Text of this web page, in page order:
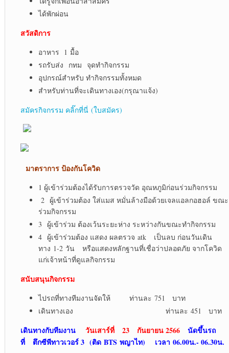
ได้พักผ่อน
สวัสดิการ
อาหาร 1 มื้อ
รถรับส่ง กทม จุดทำกิจกรรม
อุปกรณ์สำหรับ ทำกิจกรรมทั้งหมด
สำหรับท่านที่จะเดินทางเอง(กรุณาแจ้ง)
สมัครกิจกรรม คลิ๊กที่นี่ (ใบสมัคร)
มาตราการ ป้องกันโควิด
1 ผู้เข้าร่วมต้องได้รับการตรวจวัด อุณหภูมิก่อนร่วมกิจกรรม
2 ผู้เข้าร่วมต้อง ใส่แมส หมั่นล้างมือด้วยเจลแอลกอฮอล์ ขณะ
ร่วมกิจกรรม
3 ผู้เข้าร่วม ต้องเว้นระยะห่าง ระหว่างกันขณะทำกิจกรรม
4 ผู้เข้าร่วมต้อง แสดง ผลตรวจ atk เป็นลบ ก่อนวันเดิน
ทาง 1-2 วัน หรือแสดงหลักฐานที่เชื่อว่าปลอดภัย จากโควิด
แก่เจ้าหน้าที่ดูแลกิจกรรม
สนับสนุนกิจกรรม
ไปรถที่ทางทีมงานจัดให้ ท่านละ 751 บาท
เดินทางเอง ท่านละ 451 บาท
เดินทางกับทีมงาน วันเสาร์ที่ 23 กันยายน 2566
นัดขึ้นรถ
ที่ตึกซีพีทาวเวอร์ 3 (ติด BTS พญาไท) เวลา 06.00น.- 06.30น.